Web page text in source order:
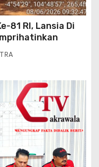
81 RI, Lansia Di